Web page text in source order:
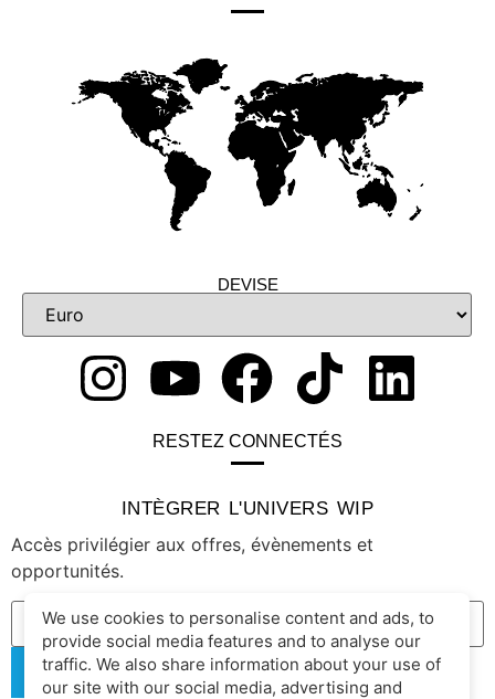
We use cookies to personalise content and ads, to
provide social media features and to analyse our
traffic. We also share information about your use of
our site with our social media, advertising and
DEVISE
RESTEZ CONNECTÉS
INTÈGRER L'UNIVERS WIP
Accès privilégier aux offres, évènements et
opportunités.
S'abonner